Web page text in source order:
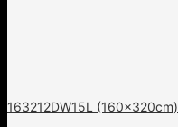
163212DW15L (160x320cm)